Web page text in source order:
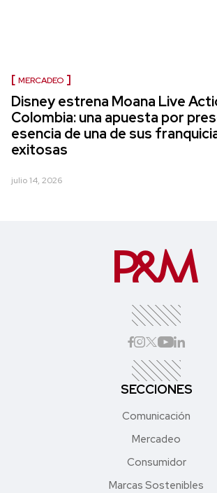
MERCADEO
Disney estrena Moana Live
Colombia: una apuesta por
esencia de una de sus
exitosas
julio 14, 2026
SECCIONES
Comunicación
Mercadeo
Consumidor
Marcas Sostenibles